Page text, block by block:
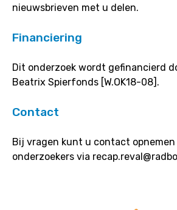
nieuwsbrieven met u delen.
Financiering
Dit onderzoek wordt gefinancierd
Beatrix Spierfonds [W.OK18-08].
Contact
Bij vragen kunt u contact
onderzoekers via